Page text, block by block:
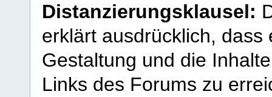
Distanzierungsklausel:
erklärt ausdrücklich,
Gestaltung und die
Links des Forums zu